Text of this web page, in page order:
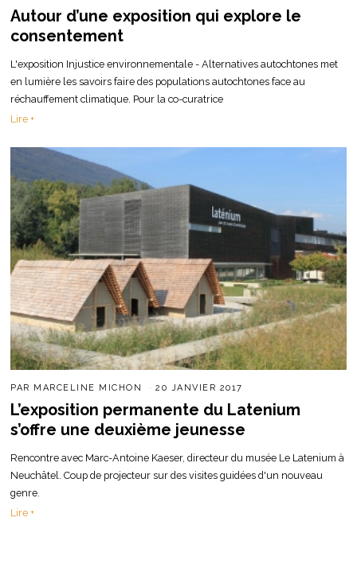
Autour d’une exposition qui explore le
consentement
L'exposition Injustice environnementale - Alternatives autochtones met
en lumière les savoirs faire des populations autochtones face au
réchauffement climatique. Pour la co-curatrice
Lire +
PAR MARCELINE MICHON 20 JANVIER 2017
L’exposition permanente du Latenium
s’offre une deuxième jeunesse
Rencontre avec Marc-Antoine Kaeser, directeur du musée Le Latenium à
Neuchâtel. Coup de projecteur sur des visites guidées d'un nouveau
genre.
Lire +